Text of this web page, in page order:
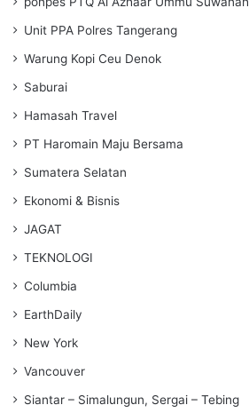
Unit PPA Polres Tangerang
Warung Kopi Ceu Denok
Saburai
Hamasah Travel
PT Haromain Maju Bersama
Sumatera Selatan
Ekonomi & Bisnis
JAGAT
TEKNOLOGI
Columbia
EarthDaily
New York
Vancouver
Siantar – Simalungun, Sergai – Tebing